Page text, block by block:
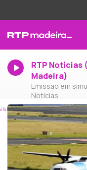
RTP Notícias
Madeira)
Emissão em
Notícias